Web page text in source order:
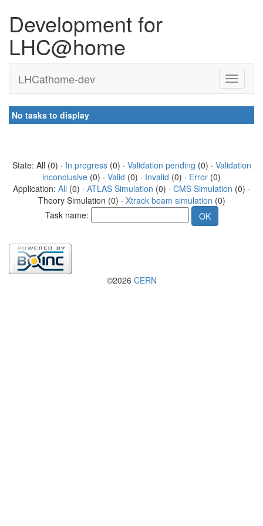
Development for
LHC@home
LHCathome-dev
No tasks to display
State: All (0) · In progress(0) · Validation pending (0) · Validation
inconclusive (0) · Valid (0) · Invalid (0) · Error (0)
Application: All (0) · ATLAS Simulation (0) · CMS Simulation (0) ·
Theory Simulation (0) · Xtrack beam simulation (0)
Task name:
©2026 CERN